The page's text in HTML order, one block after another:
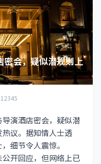
密会，疑似潜规则上
12345
演酒店密会，疑似潜
议。据知情人士透
细节令人震惊。
开回应，但网络上已